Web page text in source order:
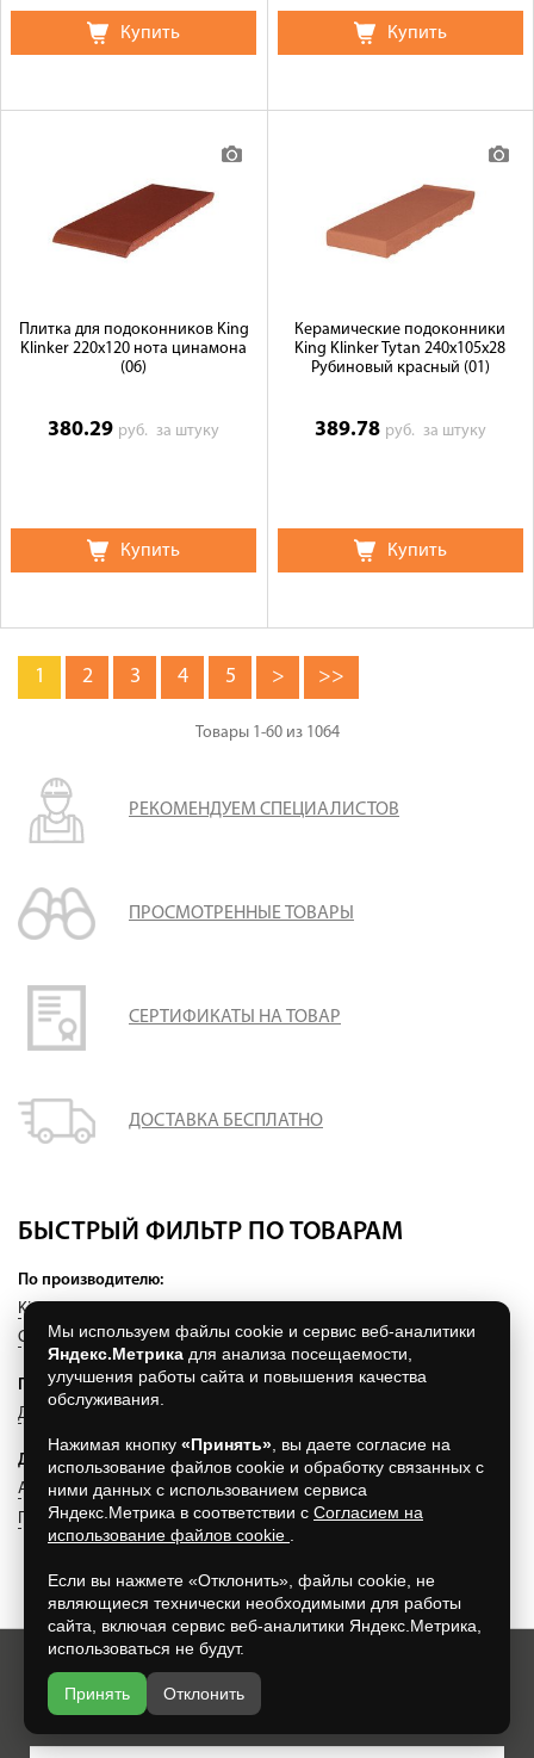
Купить Купить
Плитка для подоконников King
Klinker 220х120 нота цинамона
(06)
380.29 руб.за штуку
Купить
Керамические подоконники
King Klinker Tytan 240x105x28
Рубиновый красный (01)
389.78 руб. за штуку
Купить
1 2 3 4 5 > >>
Товары 1-60из 1064
РЕКОМЕНДУЕМ СПЕЦИАЛИСТОВ
ПРОСМОТРЕННЫЕ ТОВАРЫ
СЕРТИФИКАТЫ НА ТОВАР
ДОСТАВКА БЕСПЛАТНО
БЫСТРЫЙ ФИЛЬТР ПО ТОВАРАМ
По производителю:
King Klinker
Старый Оскол(2) Zking(229)
По применению:
Для фасада
Другое:
Аксессуары(1064) Клумбы из ДПК(1064) Колпаки
Профильный кирпич (1064)
Хотите всегда узнавать о новых акциях и скидках?
Просто подпишитесь на нашу рассылку:
Мы используем файлы cookie и сервис веб-аналитики
Яндекс.Метрика для анализа посещаемости,
улучшения работы сайта и повышения качества
обслуживания.
Нажимая кнопку «Принять» , вы даете согласие на
использование файлов cookie и обработку связанных с
ними данных с использованием сервиса
Яндекс.Метрика в соответствии с Согласием на
использование файлов cookie
Если вы нажмете «Отклонить», файлы cookie, не
являющиеся технически необходимыми для работы
сайта, включая сервис веб-аналитики Яндекс.Метрика,
использоваться не будут.
Принять Отклонить